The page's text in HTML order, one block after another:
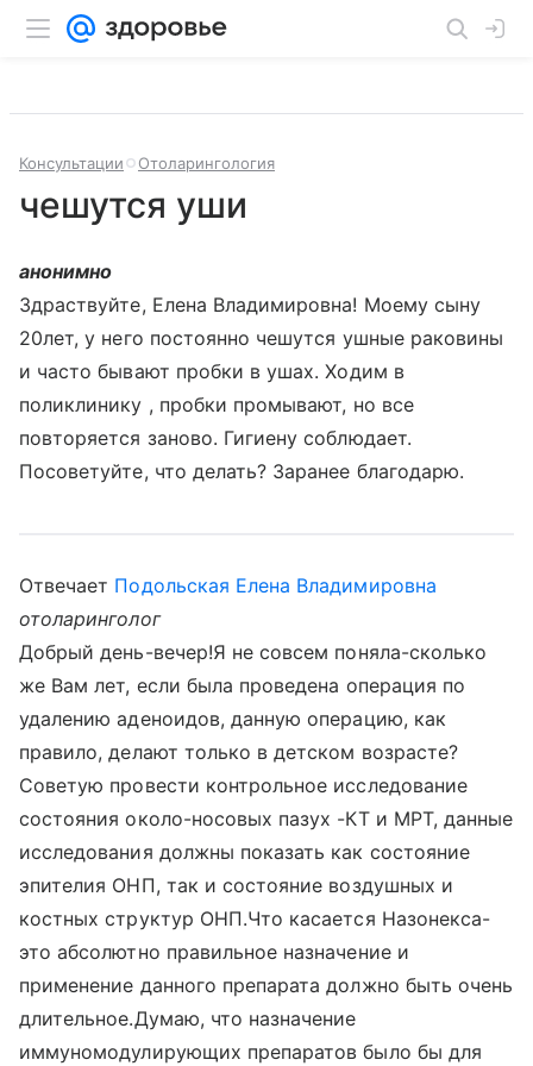
Консультации Отоларингология
чешутся уши
анонимно
Здраствуйте, Елена Владимировна! Моему сыну
20лет, у него постоянно чешутся ушные раковины
и часто бывают пробки в ушах. Ходим в
поликлинику , пробки промывают, но все
повторяется заново. Гигиену соблюдает.
Посоветуйте, что делать? Заранее благодарю.
Отвечает Подольская Елена Владимировна
отоларинголог
Добрый день-вечер!Я не совсем поняла-сколько
же Вам лет, если была проведена операция по
удалению аденоидов, данную операцию, как
правило, делают только в детском возрасте?
Советую провести контрольное исследование
состояния около-носовых пазух -КТ и МРТ, данные
исследования должны показать как состояние
эпителия ОНП, так и состояние воздушных и
костных структур ОНП.Что касается Назонекса-
это абсолютно правильное назначение и
применение данного препарата должно быть очень
длительное.Думаю, что назначение
иммуномодулирующих препаратов было бы для